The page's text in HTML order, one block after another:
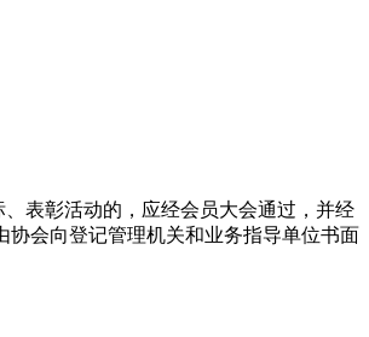
表彰活动的，应经会员大会通过，并经
会向登记管理机关和业务指导单位书面